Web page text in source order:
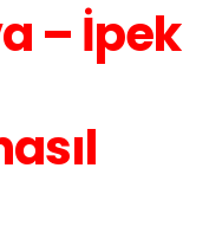
– İpek